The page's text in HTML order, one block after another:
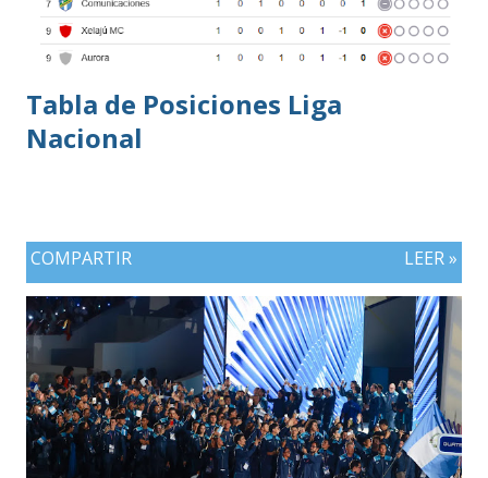
Tabla de Posiciones Liga
Nacional
COMPARTIR LEER »